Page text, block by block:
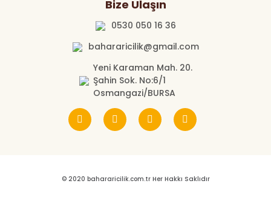
Bize Ulaşın
0530 050 16 36
bahararicilik@gmail.com
Yeni Karaman Mah. 20.
Şahin Sok. No:6/1
Osmangazi/BURSA
© 2020 bahararicilik.com.tr Her Hakkı Saklıdır